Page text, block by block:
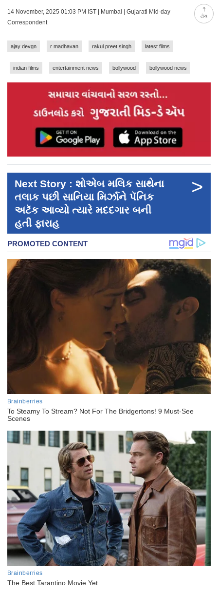
ટોચ
14 November, 2025 01:03 PM IST | Mumbai | Gujarati Mid-day
Correspondent
ajay devgn r madhavan rakul preet singh latest films
indian films entertainment news bollywood bollywood news
Next Story : શોએબ મલિક સાથેના
તલાક પછી સાનિયા મિર્ઝાને પૅનિક
અટૅક આવ્યો ત્યારે મદદગાર બની
હતી ફારાહ
>